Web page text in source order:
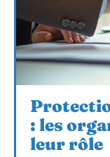
: les
leur rôle